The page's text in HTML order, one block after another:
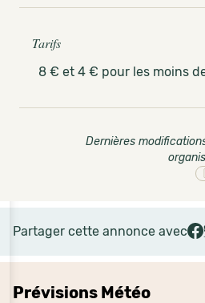
Prévisions Météo
Tarifs
8 € et 4 € pour les moins
Dernières
Partager cette annonce avec